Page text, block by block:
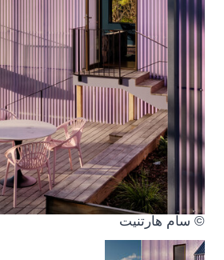
© سام هارتنيت